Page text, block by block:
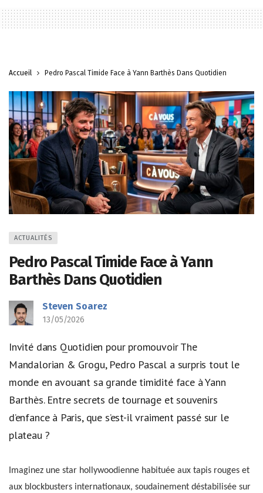
Accueil Pedro Pascal Timide Face à Yann Barthès Dans Quotidien
ACTUALITÉS
Pedro Pascal Timide Face à Yann
Barthès Dans Quotidien
Steven Soarez
13/05/2026
Invité dans Quotidien pour promouvoir The
Mandalorian & Grogu, Pedro Pascal a surpris tout le
monde en avouant sa grande timidité face à Yann
Barthès. Entre secrets de tournage et souvenirs
d’enfance à Paris, que s’est-il vraiment passé sur le
plateau ?
Imaginez une star hollywoodienne habituée aux tapis rouges et
aux blockbusters internationaux, soudainement déstabilisée sur